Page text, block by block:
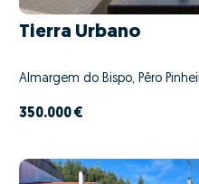
Tierra Urbano
Almargem do Bispo, Pêro
350.000 €